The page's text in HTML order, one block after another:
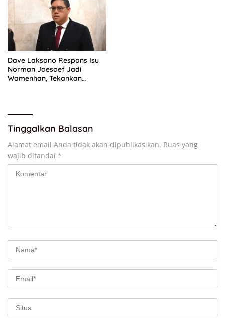
Dave Laksono Respons Isu
Norman Joesoef Jadi
Wamenhan, Tekankan
Tinggalkan Balasan
Alamat email Anda tidak akan dipublikasikan. Ruas yang
wajib ditandai *